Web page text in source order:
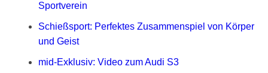
Sportverein
Schießsport: Perfektes Zusammenspiel von Körper
und Geist
mid-Exklusiv: Video zum Audi S3